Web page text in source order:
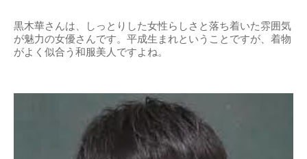
黒木華さんは、しっとりした女性らしさと落ち着いた雰囲気
が魅力の女優さんです。平成生まれということですが、着物
がよく似合う和服美人ですよね。